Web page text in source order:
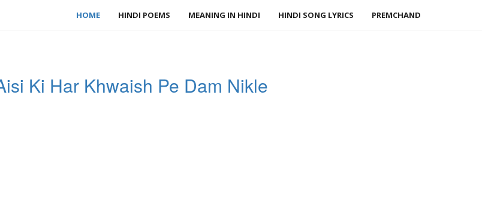
HOME HINDI POEMS MEANING IN HINDI HINDI SONG LYRICS PREMCHAND
Ki Har Khwaish Pe Dam Nikle